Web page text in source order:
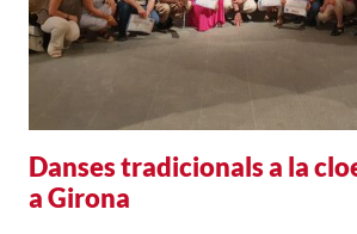
Danses tradicionals a la
a Girona